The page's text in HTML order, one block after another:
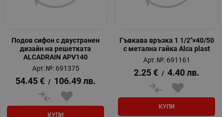
Подов сифон с двустранен
дизайн на решетката
ALCADRAIN APV140
Арт.№: 691375
54.45 € / 106.49 лв.
КУПИ
Гъвкава връзка 1 1/2"×40/50
с метална гайка Alca plast
Арт.№: 691161
2.25 € / 4.40 лв.
КУПИ